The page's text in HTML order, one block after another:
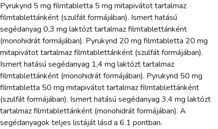
Pyrukynd 5 mg filmtabletta 5 mg mitapivátot tartalmaz
filmtablettánként (szulfát formájában). Ismert hatású
segédanyag 0,3 mg laktózt tartalmaz filmtablettánként
(monohidrát formájában). Pyrukynd 20 mg filmtabletta 20 mg
mitapivátot tartalmaz filmtablettánként (szulfát formájában).
Ismert hatású segédanyag 1,4 mg laktózt tartalmaz
filmtablettánként (monohidrát formájában). Pyrukynd 50 mg
filmtabletta 50 mg mitapivátot tartalmaz filmtablettánként
(szulfát formájában). Ismert hatású segédanyag 3,4 mg laktózt
tartalmaz filmtablettánként (monohidrát formájában). A
segédanyagok teljes listáját lásd a 6.1 pontban.